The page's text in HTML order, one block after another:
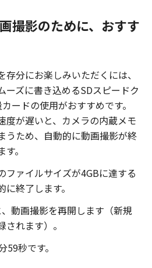
撮影のために、おすす
分にお楽しみいただくには、
ーズに書き込めるSDスピードク
ードの使用がおすすめです。
度が遅いと、カメラの内蔵メモ
うため、自動的に動画撮影が終
。
ファイルサイズが4GBに達する
終了します。
動画撮影を再開します（新規
れます）。
秒です。